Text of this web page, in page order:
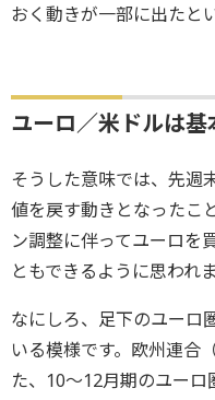
おく動きが一部に出たと
ユーロ／米ドルは基
そうした意味では、先週
値を戻す動きとなったこ
ン調整に伴ってユーロを
ともできるように思われま
なにしろ、足下のユーロ
いる模様です。欧州連合
た、10～12月期のユー